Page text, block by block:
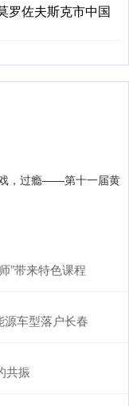
罗佐夫斯克市中国
，过瘾——第十一届黄
”带来特色课程
源车型落户长春
共振